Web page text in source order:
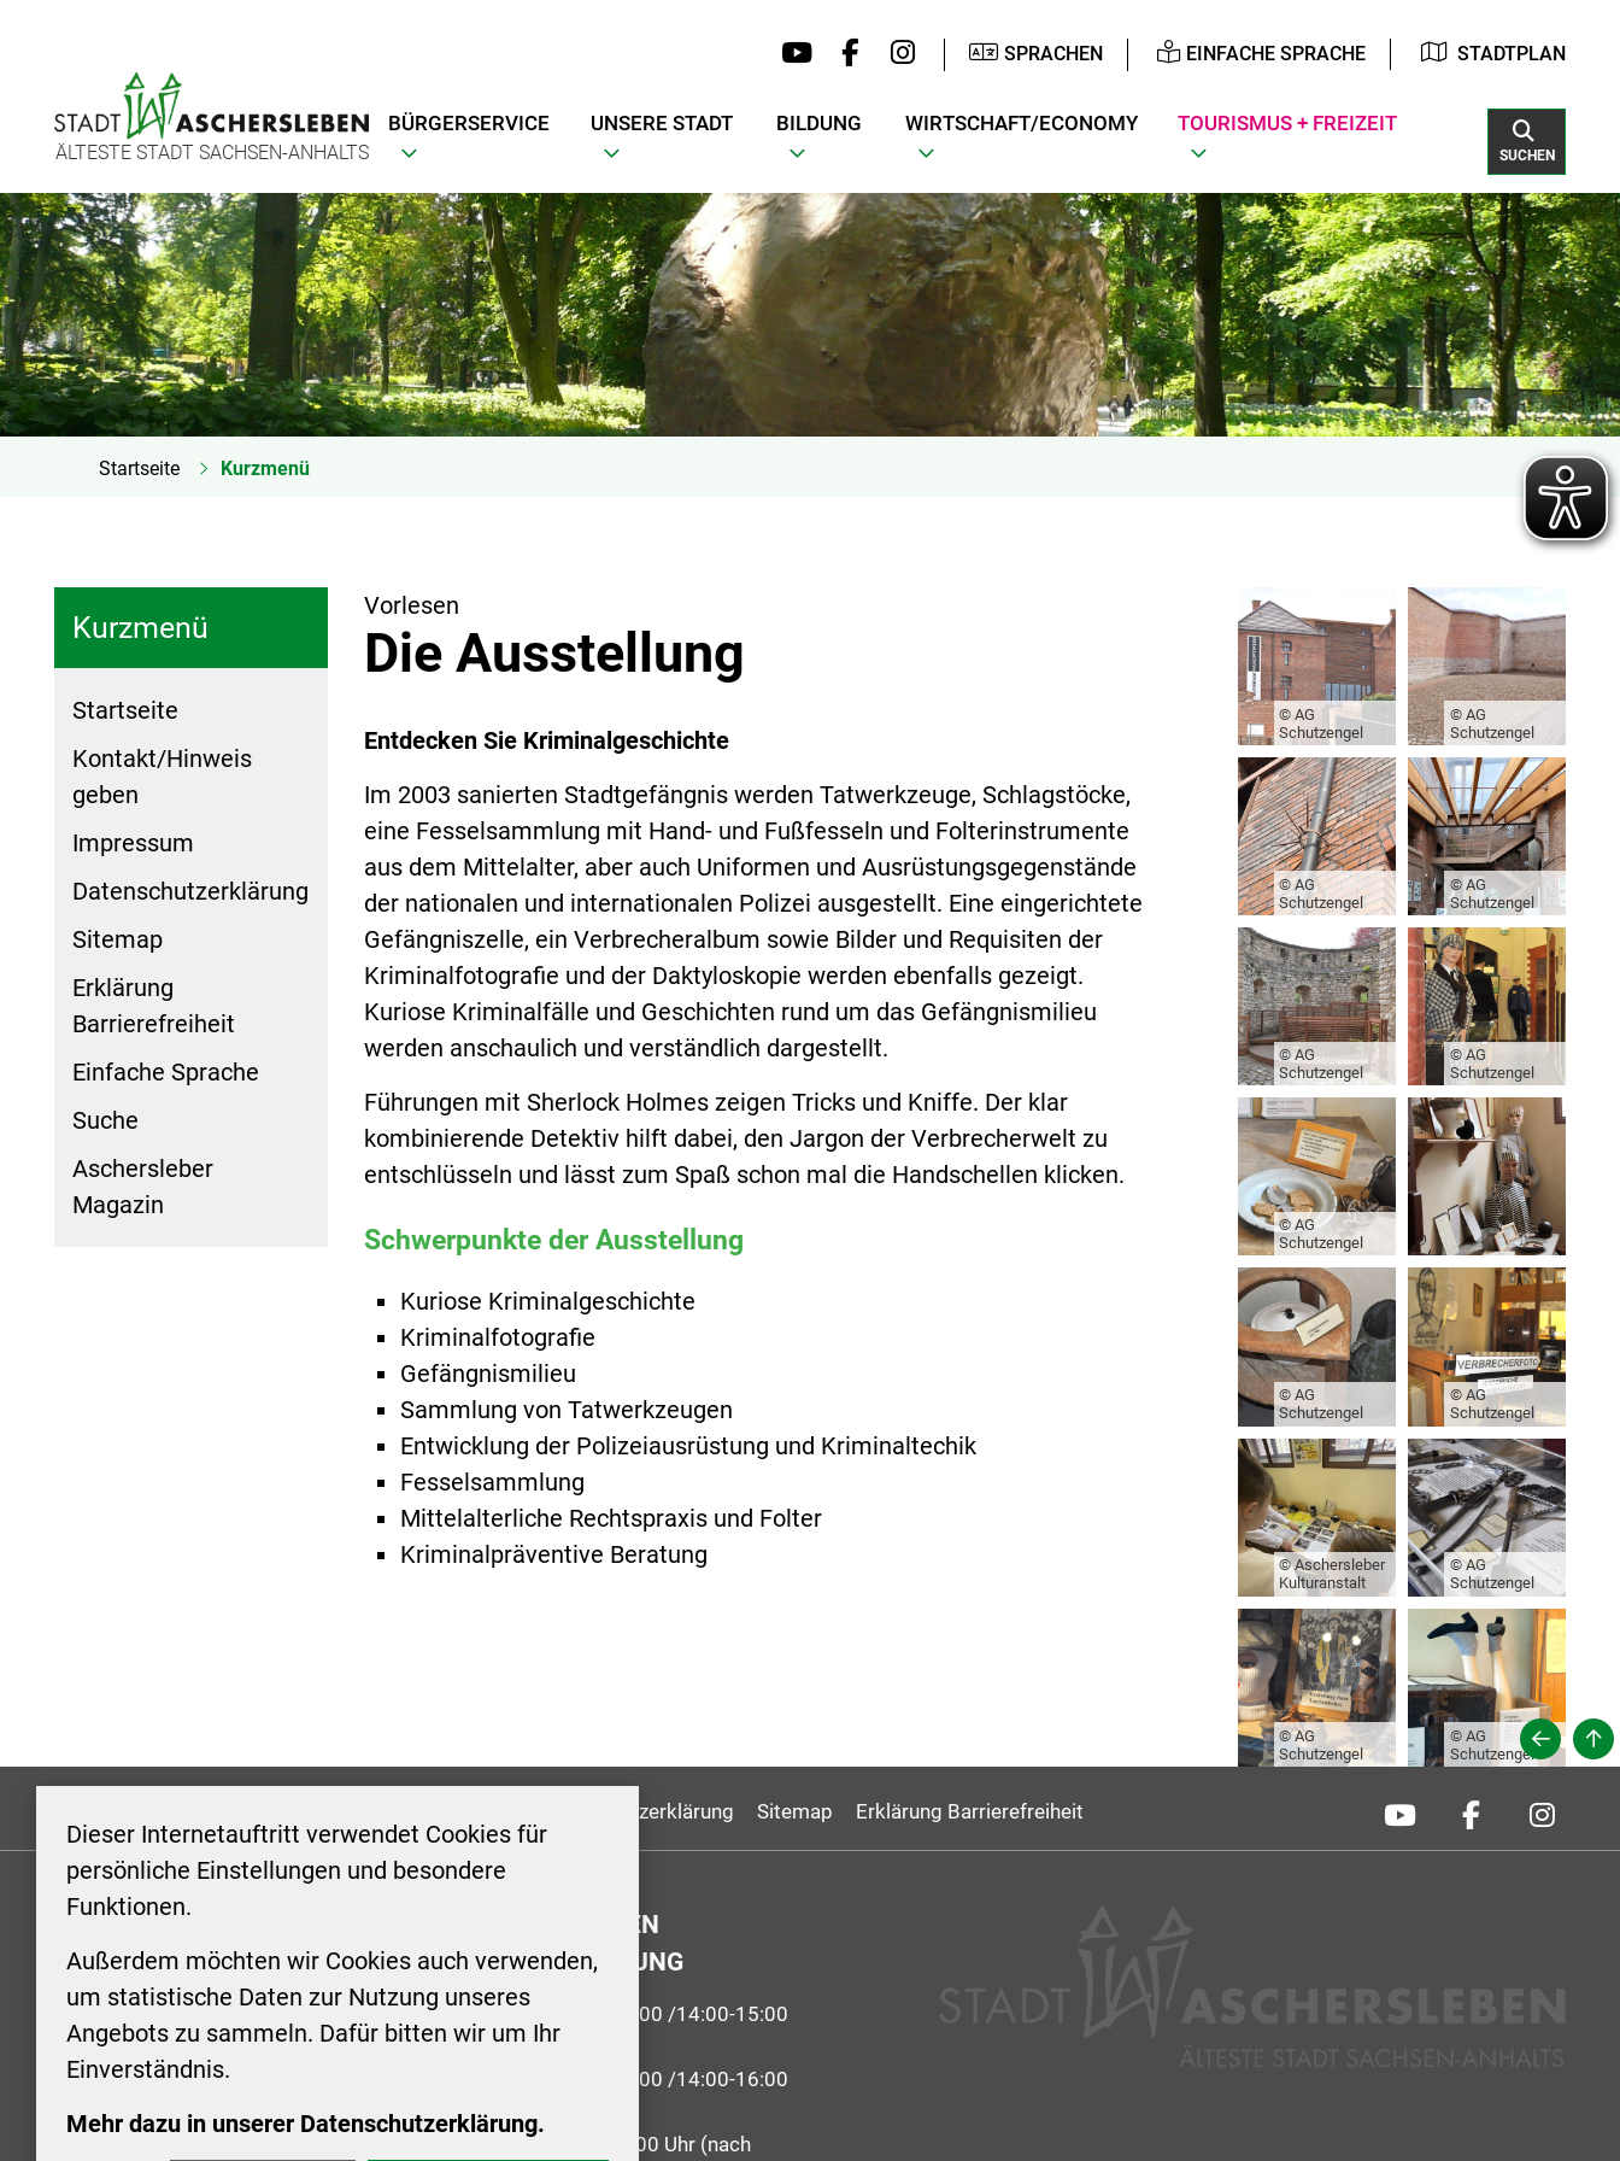
Dieser Internetauftritt verwendet Cookies für
persönliche Einstellungen und besondere
Funktionen.
Außerdem möchten wir Cookies auch verwenden,
um statistische Daten zur Nutzung unseres
Angebots zu sammeln. Dafür bitten wir um Ihr
Einverständnis.
Mehr dazu in unserer Datenschutzerklärung.
SPRACHEN EINFACHE SPRACHE STADTPLAN
ÄLTESTE STADT SACHSEN-ANHALTS
BÜRGERSERVICE UNSERE STADT BILDUNG WIRTSCHAFT/ECONOMY TOURISMUS + FREIZEIT
SUCHEN
Startseite Kurzmenü
Kurzmenü
Startseite
Kontakt/Hinweis
geben
Impressum
Datenschutzerklärung
Sitemap
Erklärung
Barrierefreiheit
Einfache Sprache
Suche
Aschersleber
Magazin
Vorlesen
Die Ausstellung
Entdecken Sie Kriminalgeschichte
Im 2003 sanierten Stadtgefängnis werden Tatwerkzeuge, Schlagstöcke,
eine Fesselsammlung mit Hand- und Fußfesseln und Folterinstrumente
aus dem Mittelalter, aber auch Uniformen und Ausrüstungsgegenstände
der nationalen und internationalen Polizei ausgestellt. Eine eingerichtete
Gefängniszelle, ein Verbrecheralbum sowie Bilder und Requisiten der
Kriminalfotografie und der Daktyloskopie werden ebenfalls gezeigt.
Kuriose Kriminalfälle und Geschichten rund um das Gefängnismilieu
werden anschaulich und verständlich dargestellt.
Führungen mit Sherlock Holmes zeigen Tricks und Kniffe. Der klar
kombinierende Detektiv hilft dabei, den Jargon der Verbrecherwelt zu
entschlüsseln und lässt zum Spaß schon mal die Handschellen klicken.
Schwerpunkte der Ausstellung
Kuriose Kriminalgeschichte
Kriminalfotografie
Gefängnismilieu
Sammlung von Tatwerkzeugen
Entwicklung der Polizeiausrüstung und Kriminaltechik
Fesselsammlung
Mittelalterliche Rechtspraxis und Folter
Kriminalpräventive Beratung
© AG
Schutzengel
© AG
Schutzengel
© AG
Schutzengel
© AG
Schutzengel
© AG
Schutzengel
© AG
Schutzengel
© AG
Schutzengel
© AG
Schutzengel
© AG
Schutzengel
© Aschersleber
Kulturanstalt
© AG
Schutzengel
© AG
Schutzengel
© AG
Schutzengel
Datenschutzerklärung Sitemap Erklärung Barrierefreiheit
KONTAKT
Stadt Aschersleben
Markt 1
06449 Aschersleben
+49 3473 958-0
stadt@aschersleben.de
ÖFFNUNGSZEITEN
STADTVERWALTUNG
Montag: 09:00-12:00 /14:00-15:00
Uhr
Dienstag: 09:00-12:00 /14:00-16:00
Uhr
Mittwoch: 09:00 - 12:00 Uhr (nach